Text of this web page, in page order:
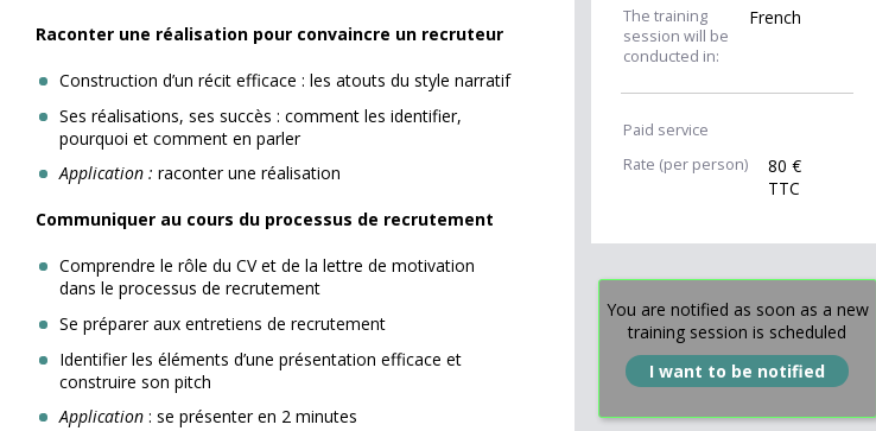
The training
session will be
conducted in:
French
Paid service
Rate (per person)
80 €
TTC
You are notified as soon as a new
training session is scheduled
I want to be notified
Raconter une réalisation pour convaincre un recruteur
Construction d’un récit efficace : les atouts du style narratif
Ses réalisations, ses succès : comment les identifier,
pourquoi et comment en parler
Application : raconter une réalisation
Communiquer au cours du processus de recrutement
Comprendre le rôle du CV et de la lettre de motivation
dans le processus de recrutement
Se préparer aux entretiens de recrutement
Identifier les éléments d’une présentation efficace et
construire son pitch
Application : se présenter en 2 minutes